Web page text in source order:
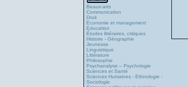
Beaux-arts
Communication
Droit
Economie et management
Education
Études littéraires, critiques
Histoire - Géographie
Jeunesse
Linguistique
Littérature
Philosophie
Psychanalyse – Psychologie
Sciences et Santé
Sciences Humaines - Ethnologie -
Sociologie